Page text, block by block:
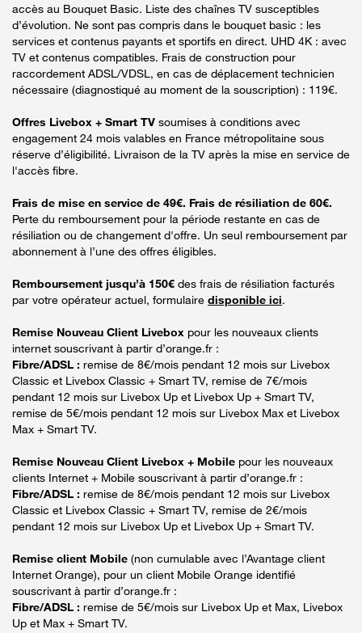
accès au Bouquet Basic. Liste des chaînes TV susceptibles
d’évolution. Ne sont pas compris dans le bouquet basic : les
services et contenus payants et sportifs en direct. UHD 4K : avec
TV et contenus compatibles. Frais de construction pour
raccordement ADSL/VDSL, en cas de déplacement technicien
nécessaire (diagnostiqué au moment de la souscription) : 119€.
Offres Livebox + Smart TV soumises à conditions avec
engagement 24 mois valables en France métropolitaine sous
réserve d’éligibilité. Livraison de la TV après la mise en service de
l'accès fibre.
Frais de mise en service de 49€. Frais de résiliation de 60€.
Perte du remboursement pour la période restante en cas de
résiliation ou de changement d'offre. Un seul remboursement par
abonnement à l’une des offres éligibles.
Remboursement jusqu’à 150€ des frais de résiliation facturés
par votre opérateur actuel, formulaire disponible ici.
Remise Nouveau Client Livebox pour les nouveaux clients
internet souscrivant à partir d’orange.fr :
Fibre/ADSL : remise de 8€/mois pendant 12 mois sur Livebox
Classic et Livebox Classic + Smart TV, remise de 7€/mois
pendant 12 mois sur Livebox Up et Livebox Up + Smart TV,
remise de 5€/mois pendant 12 mois sur Livebox Max et Livebox
Max + Smart TV.
Remise Nouveau Client Livebox + Mobile pour les nouveaux
clients Internet + Mobile souscrivant à partir d’orange.fr :
Fibre/ADSL : remise de 8€/mois pendant 12 mois sur Livebox
Classic et Livebox Classic + Smart TV, remise de 2€/mois
pendant 12 mois sur Livebox Up et Livebox Up + Smart TV.
Remise client Mobile (non cumulable avec l’Avantage client
Internet Orange), pour un client Mobile Orange identifié
souscrivant à partir d’orange.fr :
Fibre/ADSL : remise de 5€/mois sur Livebox Up et Max, Livebox
Up et Max + Smart TV.